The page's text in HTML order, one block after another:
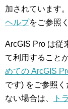
加されています
ヘルプをご参照
ArcGIS Pro は従
て利用すること
めての ArcGIS
です) をご参照
ない場合は、
ト